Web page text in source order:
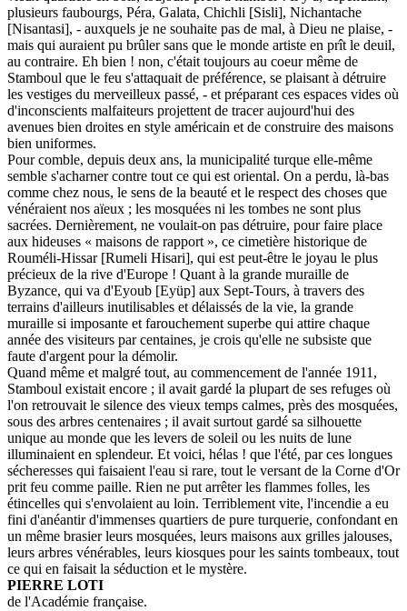
plusieurs faubourgs, Péra, Galata, Chichli [Sisli], Nichantache
[Nisantasi], - auxquels je ne souhaite pas de mal, à Dieu ne plaise, -
mais qui auraient pu brûler sans que le monde artiste en prît le deuil,
au contraire. Eh bien ! non, c'était toujours au coeur même de
Stamboul que le feu s'attaquait de préférence, se plaisant à détruire
les vestiges du merveilleux passé, - et préparant ces espaces vides où
d'inconscients malfaiteurs projettent de tracer aujourd'hui des
avenues bien droites en style américain et de construire des maisons
bien uniformes.
Pour comble, depuis deux ans, la municipalité turque elle-même
semble s'acharner contre tout ce qui est oriental. On a perdu, là-bas
comme chez nous, le sens de la beauté et le respect des choses que
vénéraient nos aïeux ; les mosquées ni les tombes ne sont plus
sacrées. Dernièrement, ne voulait-on pas détruire, pour faire place
aux hideuses « maisons de rapport », ce cimetière historique de
Rouméli-Hissar [Rumeli Hisari], qui est peut-être le joyau le plus
précieux de la rive d'Europe ! Quant à la grande muraille de
Byzance, qui va d'Eyoub [Eyüp] aux Sept-Tours, à travers des
terrains d'ailleurs inutilisables et délaissés de la vie, la grande
muraille si imposante et farouchement superbe qui attire chaque
année des visiteurs par centaines, je crois qu'elle ne subsiste que
faute d'argent pour la démolir.
Quand même et malgré tout, au commencement de l'année 1911,
Stamboul existait encore ; il avait gardé la plupart de ses refuges où
l'on retrouvait le silence des vieux temps calmes, près des mosquées,
sous des arbres centenaires ; il avait surtout gardé sa silhouette
unique au monde que les levers de soleil ou les nuits de lune
illuminaient en splendeur. Et voici, hélas ! que l'été, par ces longues
sécheresses qui faisaient l'eau si rare, tout le versant de la Corne d'Or
prit feu comme paille. Rien ne put arrêter les flammes folles, les
étincelles qui s'envolaient au loin. Terriblement vite, l'incendie a eu
fini d'anéantir d'immenses quartiers de pure turquerie, confondant en
un même brasier leurs mosquées, leurs maisons aux grilles jalouses,
leurs arbres vénérables, leurs kiosques pour les saints tombeaux, tout
ce qui en faisait la séduction et le mystère.
PIERRE LOTI
de l'Académie française.